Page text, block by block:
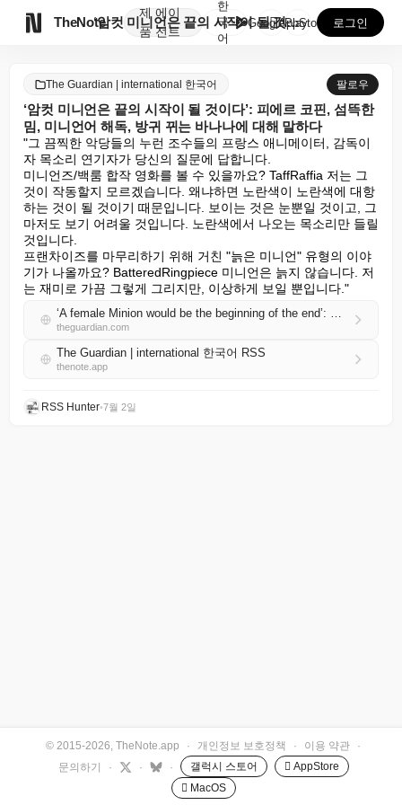
TheNote
제
품
에이
전트
‘암컷 미니언은 끝의 시작이 될 것이다’: 피에르 코핀...
한
국
어
GooglePlay
AppStore 로그인
The Guardian | international 한국어 팔로우
‘암컷 미니언은 끝의 시작이 될 것이다’: 피에르 코핀, 섬뜩한
밈, 미니언어 해독, 방귀 뀌는 바나나에 대해 말하다
"그 끔찍한 악당들의 누런 조수들의 프랑스 애니메이터, 감독이
자 목소리 연기자가 당신의 질문에 답합니다.
미니언즈/백룸 합작 영화를 볼 수 있을까요? TaffRaffia 저는 그
것이 작동할지 모르겠습니다. 왜냐하면 노란색이 노란색에 대항
하는 것이 될 것이기 때문입니다. 보이는 것은 눈뿐일 것이고, 그
마저도 보기 어려울 것입니다. 노란색에서 나오는 목소리만 들릴
것입니다.
프랜차이즈를 마무리하기 위해 거친 "늙은 미니언" 유형의 이야
기가 나올까요? BatteredRingpiece 미니언은 늙지 않습니다. 저
는 재미로 가끔 그렇게 그리지만, 이상하게 보일 뿐입니다."
‘A female Minion would be the beginning of the end’: Pierre Coffin on creepy memes, decoding Minionese and farting bananas
theguardian.com
The Guardian | international 한국어 RSS
thenote.app
RSS Hunter•7월 2일
© 2015-2026, TheNote.app · 개인정보 보호정책 · 이용 약관
·
문의하기
· · · 갤럭시 스토어
 AppStore
 MacOS